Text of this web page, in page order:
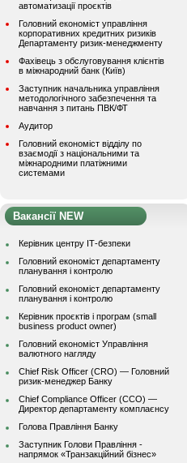
автоматизації проєктів
Головний економіст управління
корпоративних кредитних ризиків
Департаменту ризик-менеджменту
Фахівець з обслуговування клієнтів
в міжнародний банк (Київ)
Заступник начальника управління
методологічного забезпечення та
навчання з питань ПВК/ФТ
Аудитор
Головний економіст відділу по
взаємодії з національними та
міжнародними платіжними
системами
Вакансії NEW
Керівник центру ІТ-безпеки
Головний економіст департаменту
планування і контролю
Головний економіст департаменту
планування і контролю
Керівник проєктів і програм (small
business product owner)
Головний економіст Управління
валютного нагляду
Chief Risk Officer (CRO) — Головний
ризик-менеджер Банку
Chief Compliance Officer (CCO) —
Директор департаменту комплаєнсу
Голова Правління Банку
Заступник Голови Правління -
напрямок «Транзакційний бізнес»